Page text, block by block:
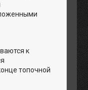
к
топочной